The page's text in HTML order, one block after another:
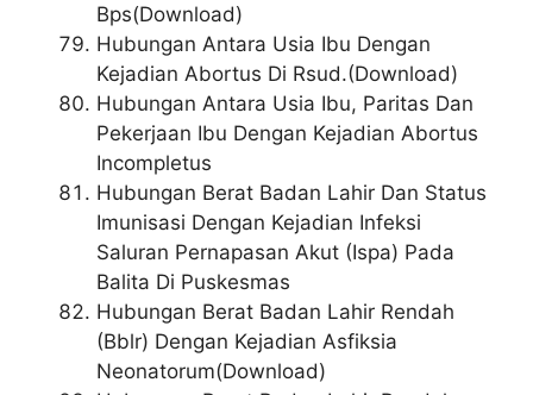
Bps(Download)
Hubungan Antara Usia Ibu Dengan
Kejadian Abortus Di Rsud.(Download)
Hubungan Antara Usia Ibu, Paritas Dan
Pekerjaan Ibu Dengan Kejadian Abortus
Incompletus
Hubungan Berat Badan Lahir Dan Status
Imunisasi Dengan Kejadian Infeksi
Saluran Pernapasan Akut (Ispa) Pada
Balita Di Puskesmas
Hubungan Berat Badan Lahir Rendah
(Bblr) Dengan Kejadian Asfiksia
Neonatorum(Download)